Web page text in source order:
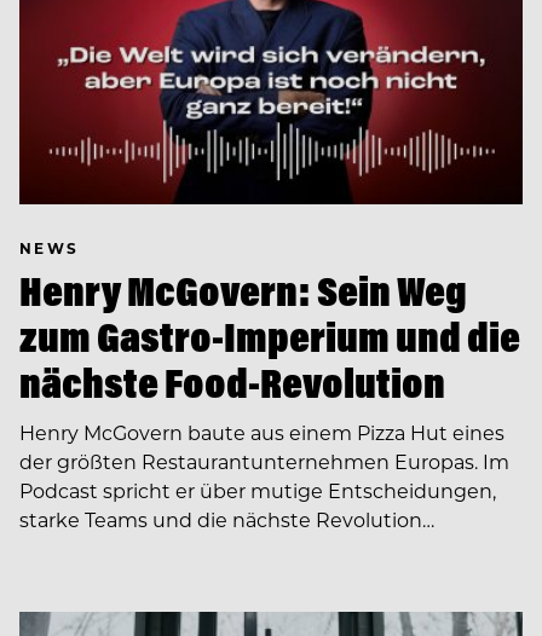
NEWS
Henry McGovern: Sein Weg
zum Gastro-Imperium und die
nächste Food-Revolution
Henry McGovern baute aus einem Pizza Hut eines
der größten Restaurantunternehmen Europas. Im
Podcast spricht er über mutige Entscheidungen,
starke Teams und die nächste Revolution…